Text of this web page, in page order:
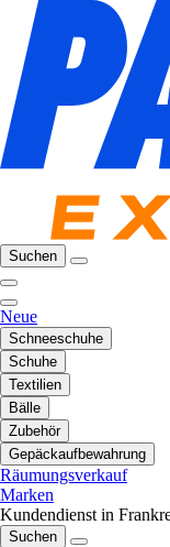
Suchen
Neue
Schneeschuhe
Schuhe
Textilien
Bälle
Zubehör
Gepäckaufbewahrung
Räumungsverkauf
Marken
Kundendienst in
Suchen